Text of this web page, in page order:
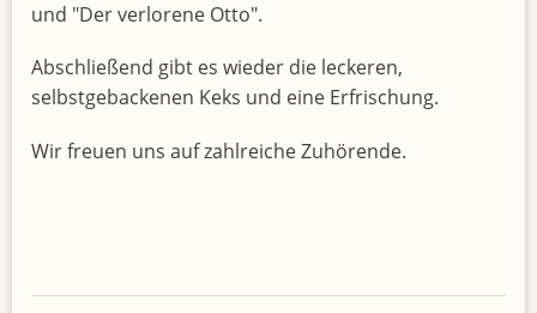
und "Der verlorene Otto".
Abschließend gibt es wieder die leckeren,
selbstgebackenen Keks und eine Erfrischung.
Wir freuen uns auf zahlreiche Zuhörende.